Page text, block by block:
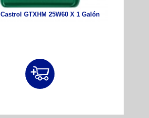
GTXHM 25W60 X 1 Galón